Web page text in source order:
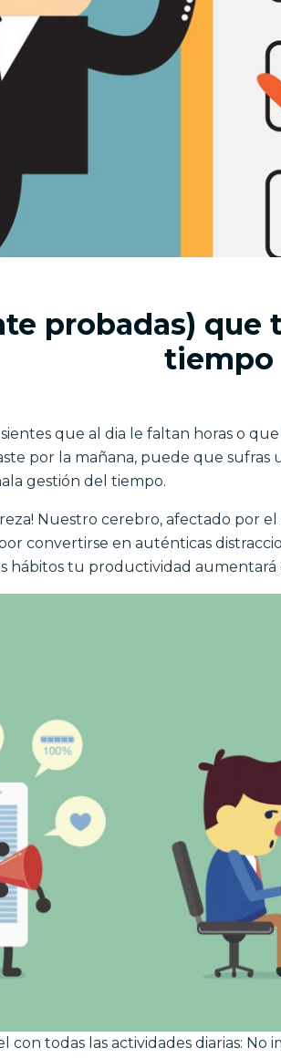
probadas) que
tiempo
que al dia le faltan horas o
por la mañana, puede que sufras
gestión del tiempo.
Nuestro cerebro, afectado por
convertirse en auténticas
hábitos tu productividad aumentará
con todas las actividades diarias: